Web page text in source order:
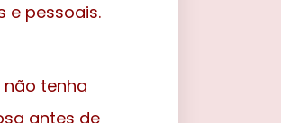
e pessoais.
tenha
antes de